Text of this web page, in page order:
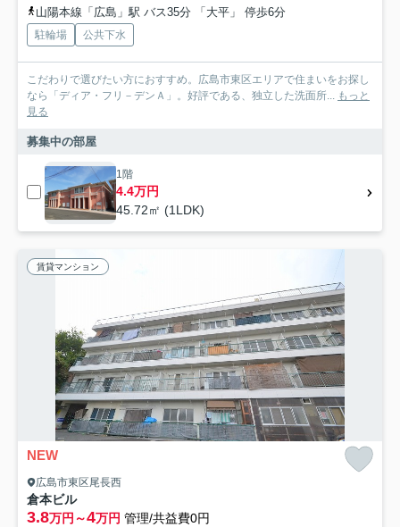
山陽本線「広島」駅 バス35分 「大平」 停歩6分
駐輪場 公共下水
こだわりで選びたい方におすすめ。広島市東区エリアで住まいをお探し
なら「ディア・フリ－デンＡ」。好評である、独立した洗面所...
もっと
見る
募集中の部屋
1階
4.4万円
45.72㎡ (1LDK)
賃貸マンション
NEW
広島市東区尾長西
倉本ビル
3.8万円～4万円 管理/共益費0円